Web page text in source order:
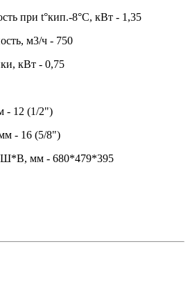
при t°кип.-8°С, кВт - 1,35
м3/ч - 750
кВт - 0,75
- 12 (1/2")
- 16 (5/8")
мм - 680*479*395